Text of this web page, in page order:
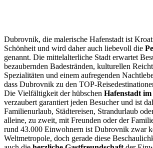
Dubrovnik, die malerische Hafenstadt ist
Schönheit und wird daher auch liebevoll die
genannt. Die mittelalterliche Stadt erwartet
bezaubernden Badestränden, kulturellen
Spezialitäten und einem aufregenden
dass Dubrovnik zu den TOP-
Die Vielfältigkeit der hübschen Hafenstadt im
verzaubert garantiert jeden Besucher und ist
Familienurlaub, Städtereisen, Strandurlaub
alleine, zu zweit, mit Freunden oder der
rund 43.000 Einwohnern ist Dubrovnik zwar
Weltmetropole, doch gerade diese